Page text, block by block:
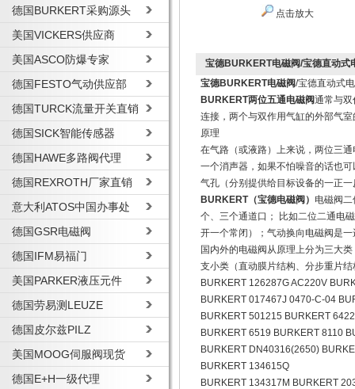
德国BURKERT采购源头
美国VICKERS供应商
美国ASCO防爆专家
德国FESTO气动供应部
德国TURCK流量开关直销
德国SICK智能传感器
德国HAWE多路阀代理
德国REXROTH厂家直销
意大利ATOS中国办事处
德国GSR电磁阀
德国IFM易福门
美国PARKER液压元件
德国劳易测LEUZE
德国皮尔兹PILZ
美国MOOG伺服阀现货
德国E+H一级代理
点击放大
宝德BURKERT电磁阀/宝德直动式
宝德BURKERT电磁阀/宝德直动式
BURKERT两位五通电磁阀通常与
连接，两个与双作用气缸的外部气
原理
在气路（或液路）上来说，两位三
一个消声器，如果不怕噪音的话也
气孔（分别提供给目标设备的一正
BURKERT（宝德电磁阀） 电磁阀
个、三个通道口； 比如二位二通电
开一个常闭）；气动换向电磁阀是
国内外的电磁阀从原理上分为三大
支小类（直动膜片结构、分步重片
BURKERT 126287G AC220V
BURKERT 017467J 0470-C-04
BURKERT 501215 BURKERT
BURKERT 6519 BURKERT 8110
BURKERT DN40316(2650)
BURKERT 134615Q
BURKERT 134317M BURKERT